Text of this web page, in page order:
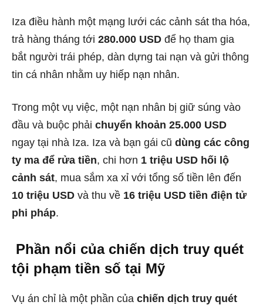
Iza điều hành một mạng lưới các cảnh sát tha hóa,
trả hàng tháng tới 280.000 USD để họ tham gia
bắt người trái phép, dàn dựng tai nạn và gửi thông
tin cá nhân nhằm uy hiếp nạn nhân.
Trong một vụ việc, một nạn nhân bị giữ súng vào
đầu và buộc phải chuyển khoản 25.000 USD
ngay tại nhà Iza. Iza và bạn gái cũ dùng các công
ty ma để rửa tiền, chi hơn 1 triệu USD hối lộ
cảnh sát, mua sắm xa xỉ với tổng số tiền lên đến
10 triệu USD và thu về 16 triệu USD tiền điện tử
phi pháp.
Phần nổi của chiến dịch truy quét
tội phạm tiền số tại Mỹ
Vụ án chỉ là một phần của chiến dịch truy quét